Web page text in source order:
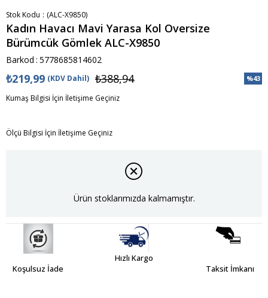
Stok Kodu (ALC-X9850)
Kadın Havacı Mavi Yarasa Kol Oversize
Bürümcük Gömlek ALC-X9850
Barkod : 5778685814602
%43
₺388,94
₺219,99 (KDV Dahil)
Kumaş Bilgisi İçin İletişime Geçiniz
Ölçü Bilgisi İçin İletişime Geçiniz
Ürün stoklarımızda kalmamıştır.
Koşulsuz İade
Hızlı Kargo
Taksit İmkanı